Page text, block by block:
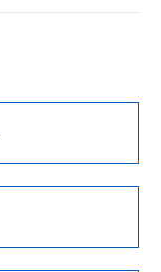
以下を必ずお読
承認
ンス
KR型式
（韓国
No